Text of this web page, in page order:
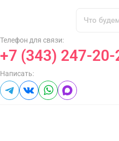
Телефон для связи:
+7 (343) 247-20-
Написать: